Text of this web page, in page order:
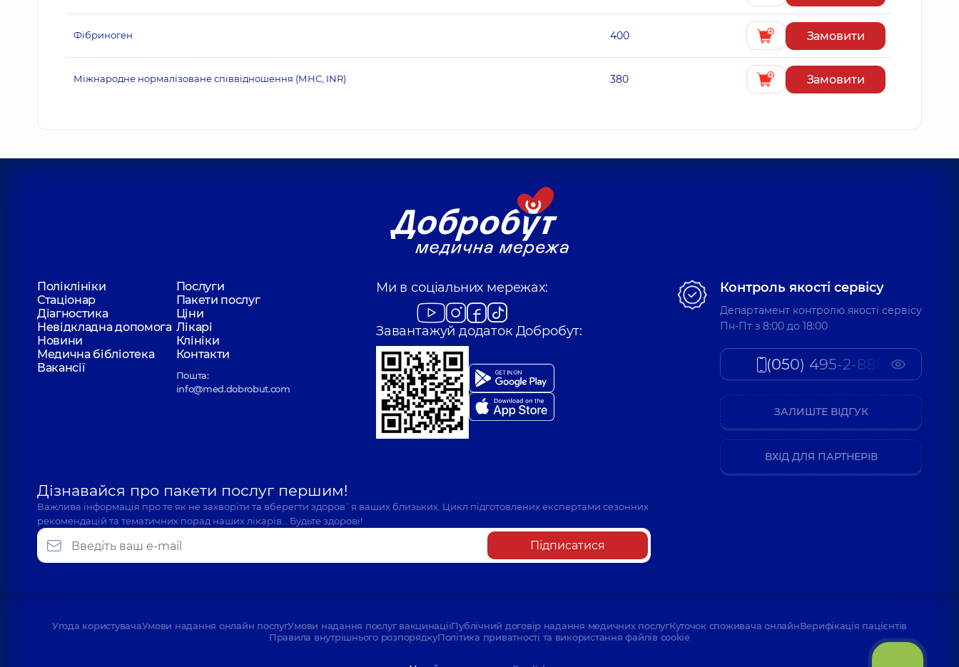
Фібриноген 400 Замовити
Міжнародне нормалізоване співвідношення (МНС, INR) 380 Замовити
Поліклініки
Послуги
Стаціонар
Пакети послуг
Діагностика
Ціни
Невідкладна допомога Лікарі
Новини
Клініки
Медична бібліотека
Контакти
Вакансії
Пошта:
info@med.dobrobut.com
Ми в соціальних мережах:
Завантажуй додаток Добробут:
Дізнавайся про пакети послуг першим!
Важлива інформація про те як не захворіти та вберегти здоров`я ваших близьких. Цикл підготовлених експертами сезонних
рекомендацій та тематичних порад наших лікарів… Будьте здорові!
Підписатися
Контроль якості сервісу
Департамент контролю якості сервісу
Пн-Пт з 8:00 до 18:00
(050) 495-2-888
ЗАЛИШТЕ ВІДГУК
ВХІД ДЛЯ ПАРТНЕРІВ
Угода користувачаУмови надання онлайн послугУмови надання послуг вакцинаціїПублічний договір надання медичних послугКуточок споживача онлайнВерифікація пацієнтів
Правила внутрішнього розпорядкуПолітика приватності та використання файлів cookie